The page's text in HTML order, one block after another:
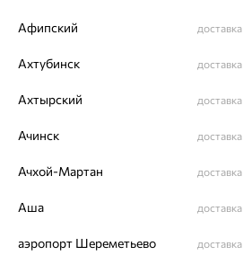
Магазины и доставка г. Липецк
ул. Зегеля, 27/2
еще 3
Другие города
Заказать звонок
© ООО «Ювелирный дом «Кристалл»,2009
Афипский доставка
Ахтубинск доставка
Ахтырский доставка
Ачинск доставка
Ачхой-Мартан доставка
Аша доставка
аэропорт Шереметьево доставка